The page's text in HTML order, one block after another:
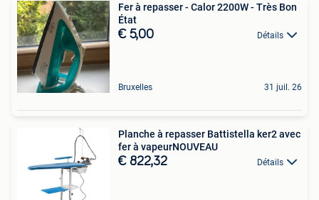
Fer à repasser - Calor 2200W - Très Bon
État
€ 5,00 Détails
Bruxelles 31 juil. 26
Planche à repasser Battistella ker2 avec
fer à vapeurNOUVEAU
€ 822,32 Détails